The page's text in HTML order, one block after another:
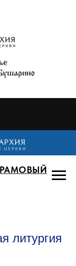
литургия